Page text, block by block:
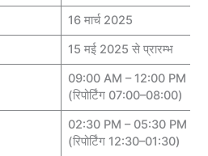
16 मार्च 2025
15 मई 2025 से प्रारम्भ
09:00 AM – 12:00 PM
(रिपोर्टिंग 07:00–08:00)
02:30 PM – 05:30 PM
(रिपोर्टिंग 12:30–01:30)